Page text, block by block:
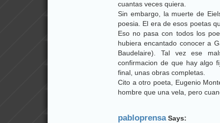
cuantas veces quiera.
Sin embargo, la muerte de
poesia. El era de esos poetas
Eso no pasa con todos los
hubiera encantado conocer a
Baudelaire). Tal vez ese
confirmacion de que hay algo
final, unas obras completas.
Cito a otro poeta, Eugenio
hombre que una vela, pero
pabloprensaSays: